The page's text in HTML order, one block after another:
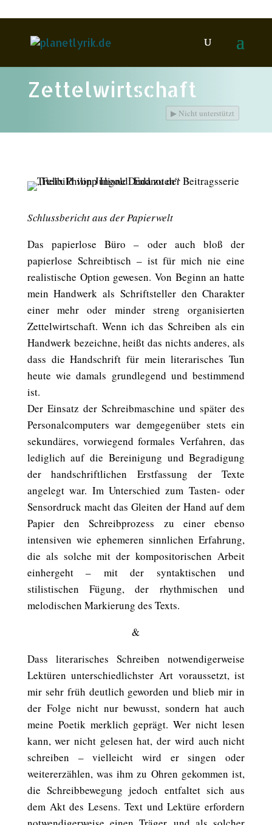
Zettelwirtschaft
▶ Nicht unterstützt
Schlussbericht aus der Papierwelt
Das papierlose Büro – oder auch bloß der
papierlose Schreibtisch – ist für mich nie eine
realistische Option gewesen. Von Beginn an hatte
mein Handwerk als Schriftsteller den Charakter
einer mehr oder minder streng organisierten
Zettelwirtschaft. Wenn ich das Schreiben als ein
Handwerk bezeichne, heißt das nichts anderes, als
dass die Handschrift für mein literarisches Tun
heute wie damals grundlegend und bestimmend
ist.
Der Einsatz der Schreibmaschine und später des
Personalcomputers war demgegenüber stets ein
sekundäres, vorwiegend formales Verfahren, das
lediglich auf die Bereinigung und Begradigung
der handschriftlichen Erstfassung der Texte
angelegt war. Im Unterschied zum Tasten- oder
Sensordruck macht das Gleiten der Hand auf dem
Papier den Schreibprozess zu einer ebenso
intensiven wie ephemeren sinnlichen Erfahrung,
die als solche mit der kompositorischen Arbeit
einhergeht – mit der syntaktischen und
stilistischen Fügung, der rhythmischen und
melodischen Markierung des Texts.
&
Dass literarisches Schreiben notwendigerweise
Lektüren unterschiedlichster Art voraussetzt, ist
mir sehr früh deutlich geworden und blieb mir in
der Folge nicht nur bewusst, sondern hat auch
meine Poetik merklich geprägt. Wer nicht lesen
kann, wer nicht gelesen hat, der wird auch nicht
schreiben – vielleicht wird er singen oder
weitererzählen, was ihm zu Ohren gekommen ist,
die Schreibbewegung jedoch entfaltet sich aus
dem Akt des Lesens. Text und Lektüre erfordern